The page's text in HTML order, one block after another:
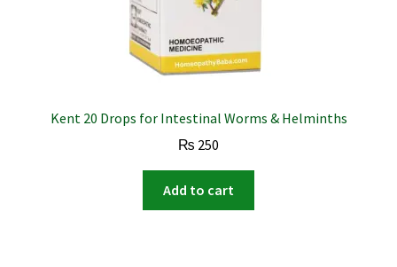
Kent 20 Drops for Intestinal Worms & Helminths
₨ 250
Add to cart